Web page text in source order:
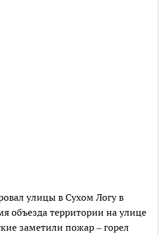
улицы в Сухом Логу в
объезда территории на улице
заметили пожар – горел